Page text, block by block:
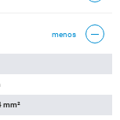
menos
mm²